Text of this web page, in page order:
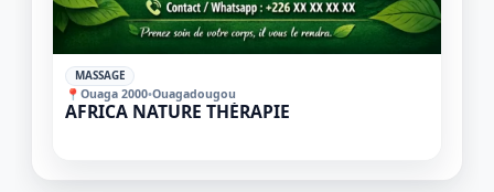
✓
MASSAGE
AFRICA NATURE THÉRAPIE
📍Ouaga 2000•Ouagadougou